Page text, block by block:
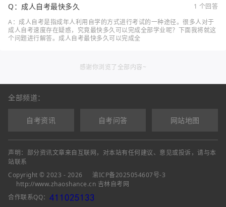
Q：成人自考最快多久
1 个回答
A：成人自考是指成年人利用自学的方式进行考试的一种途径。很多人对于
成人自考速度存在疑惑，究竟最快多久可以完成全部学业呢？下面我将就这
个问题进行解答。成人自考最快多久可以完成全
感谢你浏览了全部内容~
全部频道：
自考资讯 自考问答 网站地图
声明：部分资讯文章来自互联网，对本站有任何建议、意见或投诉，请与本
站联系
Copyright © 2023 - 2026
渝ICP备2025054607号-3
http://www.zhaoshance.cn 吉林自考网
合作联系QQ：